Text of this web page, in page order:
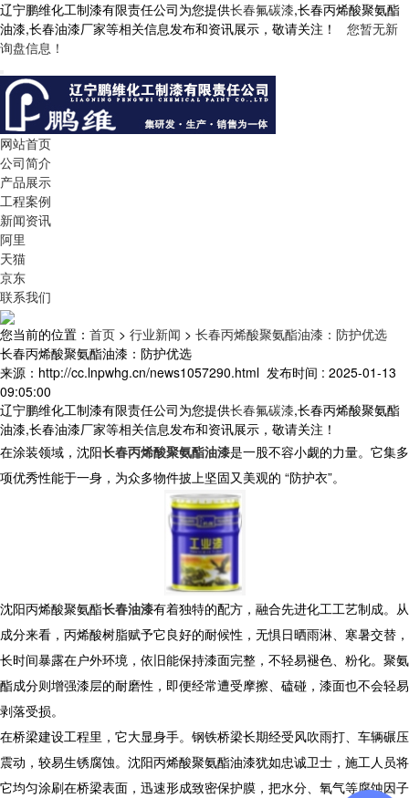
辽宁鹏维化工制漆有限责任公司为您提供长春氟碳漆,长春丙烯酸聚氨酯
油漆,长春油漆厂家等相关信息发布和资讯展示，敬请关注！ 您暂无新
询盘信息！
网站首页
公司简介
产品展示
工程案例
新闻资讯
阿里
天猫
京东
联系我们
您当前的位置： 首页 > 行业新闻 > 长春丙烯酸聚氨酯油漆：防护优选
长春丙烯酸聚氨酯油漆：防护优选
来源：http://cc.lnpwhg.cn/news1057290.html 发布时间 : 2025-01-13
09:05:00
辽宁鹏维化工制漆有限责任公司为您提供长春氟碳漆,长春丙烯酸聚氨酯
油漆,长春油漆厂家等相关信息发布和资讯展示，敬请关注！
在涂装领域，沈阳长春丙烯酸聚氨酯油漆是一股不容小觑的力量。它集多
项优秀性能于一身，为众多物件披上坚固又美观的 “防护衣”。
沈阳丙烯酸聚氨酯长春油漆有着独特的配方，融合先进化工工艺制成。从
成分来看，丙烯酸树脂赋予它良好的耐候性，无惧日晒雨淋、寒暑交替，
长时间暴露在户外环境，依旧能保持漆面完整，不轻易褪色、粉化。聚氨
酯成分则增强漆层的耐磨性，即便经常遭受摩擦、磕碰，漆面也不会轻易
剥落受损。
在桥梁建设工程里，它大显身手。钢铁桥梁长期经受风吹雨打、车辆碾压
震动，较易生锈腐蚀。沈阳丙烯酸聚氨酯油漆犹如忠诚卫士，施工人员将
它均匀涂刷在桥梁表面，迅速形成致密保护膜，把水分、氧气等腐蚀因子